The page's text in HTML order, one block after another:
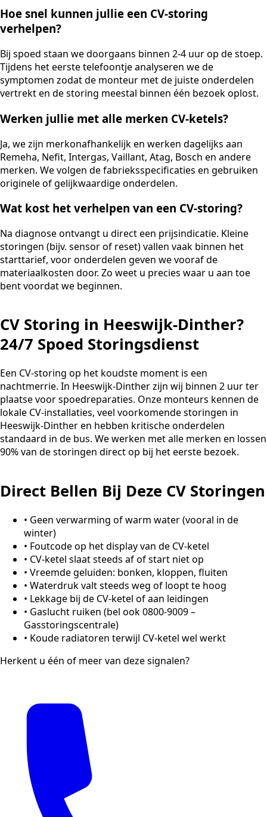
Hoe snel kunnen jullie een CV-storing
verhelpen?
Bij spoed staan we doorgaans binnen 2-4 uur op de stoep.
Tijdens het eerste telefoontje analyseren we de
symptomen zodat de monteur met de juiste onderdelen
vertrekt en de storing meestal binnen één bezoek oplost.
Werken jullie met alle merken CV-ketels?
Ja, we zijn merkonafhankelijk en werken dagelijks aan
Remeha, Nefit, Intergas, Vaillant, Atag, Bosch en andere
merken. We volgen de fabrieksspecificaties en gebruiken
originele of gelijkwaardige onderdelen.
Wat kost het verhelpen van een CV-storing?
Na diagnose ontvangt u direct een prijsindicatie. Kleine
storingen (bijv. sensor of reset) vallen vaak binnen het
starttarief, voor onderdelen geven we vooraf de
materiaalkosten door. Zo weet u precies waar u aan toe
bent voordat we beginnen.
CV Storing in Heeswijk-Dinther?
24/7 Spoed Storingsdienst
Een CV-storing op het koudste moment is een
nachtmerrie. In Heeswijk-Dinther zijn wij binnen 2 uur ter
plaatse voor spoedreparaties. Onze monteurs kennen de
lokale CV-installaties, veel voorkomende storingen in
Heeswijk-Dinther en hebben kritische onderdelen
standaard in de bus. We werken met alle merken en lossen
90% van de storingen direct op bij het eerste bezoek.
Direct Bellen Bij Deze CV Storingen
• Geen verwarming of warm water (vooral in de
winter)
• Foutcode op het display van de CV-ketel
• CV-ketel slaat steeds af of start niet op
• Vreemde geluiden: bonken, kloppen, fluiten
• Waterdruk valt steeds weg of loopt te hoog
• Lekkage bij de CV-ketel of aan leidingen
• Gaslucht ruiken (bel ook 0800-9009 –
Gasstoringscentrale)
• Koude radiatoren terwijl CV-ketel wel werkt
Herkent u één of meer van deze signalen?